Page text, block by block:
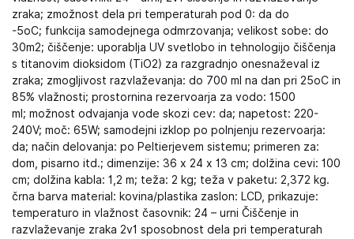
zraka; zmožnost dela pri temperaturah pod 0: da do
-5oC; funkcija samodejnega odmrzovanja; velikost sobe: do
30m2; čiščenje: uporablja UV svetlobo in tehnologijo čiščenja
s titanovim dioksidom (TiO2) za razgradnjo onesnaževal iz
zraka; zmogljivost razvlaževanja: do 700 ml na dan pri 25oC in
85% vlažnosti; prostornina rezervoarja za vodo: 1500
ml; možnost odvajanja vode skozi cev: da; napetost: 220-
240V; moč: 65W; samodejni izklop po polnjenju rezervoarja:
da; način delovanja: po Peltierjevem sistemu; primeren za:
dom, pisarno itd.; dimenzije: 36 x 24 x 13 cm; dolžina cevi: 100
cm; dolžina kabla: 1,2 m; teža: 2 kg; teža v paketu: 2,372 kg.
črna barva material: kovina/plastika zaslon: LCD, prikazuje:
temperaturo in vlažnost časovnik: 24 – urni Čiščenje in
razvlaževanje zraka 2v1 sposobnost dela pri temperaturah